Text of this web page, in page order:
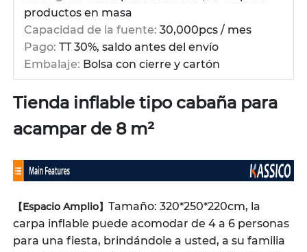
productos en masa
Capacidad de la fuente: 30,000pcs / mes
Pago: TT 30%, saldo antes del envío
Embalaje: Bolsa con cierre y cartón
Tienda inflable tipo cabaña para
acampar de 8 m²
【Espacio Amplio】 Tamaño: 320*250*220cm, la
carpa inflable puede acomodar de 4 a 6 personas
para una fiesta, brindándole a usted, a su familia